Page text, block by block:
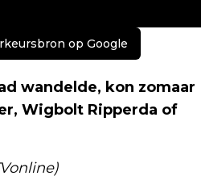
op Google
wandelde, kon zomaar
Wigbolt Ripperda of